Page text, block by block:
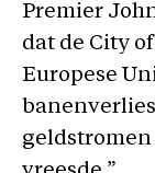
Premier
dat de City
Europese